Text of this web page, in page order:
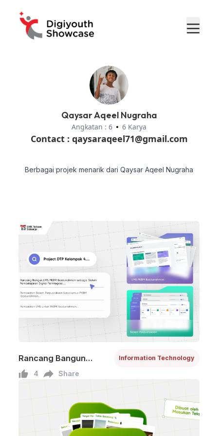
Qaysar Aqeel Nugraha
Angkatan : 6 6 Karya
Contact : qaysaraqeel71@gmail.com
Berbagai projek menarik dari Qaysar Aqeel Nugraha
Rancang Bangun
Sistem Pembelajaran
Digital Terintegrasi dan
Perpustakaan Lokal
untuk PKBM
Ibadurrahman
Information Technology
4 Share